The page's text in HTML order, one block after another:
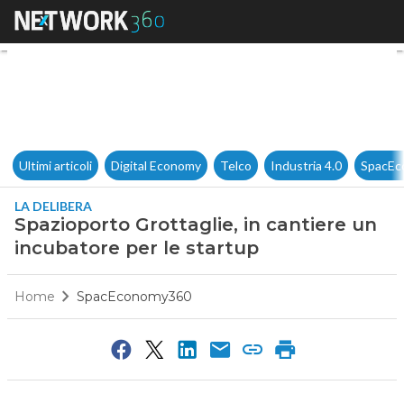
Spazioporto Grottaglie, in
Ultimi articoli Digital Economy Telco Industria 4.0
LA DELIBERA
Spazioporto Grottaglie, in cantiere un
incubatore per le startup
Home SpacEconomy360